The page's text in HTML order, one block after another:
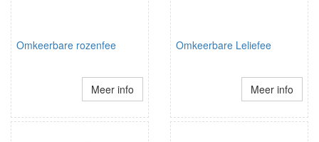
Omkeerbare rozenfee
Meer info
Omkeerbare Leliefee
Meer info